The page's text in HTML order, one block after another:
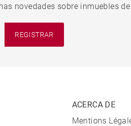
novedades sobre inmuebles
REGISTRAR
ACERCA DE
Mentions